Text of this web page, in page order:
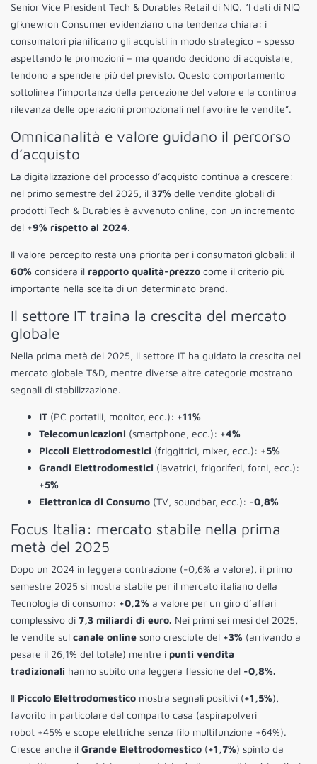
Senior Vice President Tech & Durables Retail di NIQ. “I dati di NIQ
gfknewron Consumer evidenziano una tendenza chiara: i
consumatori pianificano gli acquisti in modo strategico – spesso
aspettando le promozioni – ma quando decidono di acquistare,
tendono a spendere più del previsto. Questo comportamento
sottolinea l’importanza della percezione del valore e la continua
rilevanza delle operazioni promozionali nel favorire le vendite”.
Omnicanalità e valore guidano il percorso
d’acquisto
La digitalizzazione del processo d’acquisto continua a crescere:
nel primo semestre del 2025, il 37% delle vendite globali di
prodotti Tech & Durables è avvenuto online, con un incremento
del +9% rispetto al 2024.
Il valore percepito resta una priorità per i consumatori globali: il
60% considera il rapporto qualità-prezzo come il criterio più
importante nella scelta di un determinato brand.
Il settore IT traina la crescita del mercato
globale
Nella prima metà del 2025, il settore IT ha guidato la crescita nel
mercato globale T&D, mentre diverse altre categorie mostrano
segnali di stabilizzazione.
IT (PC portatili, monitor, ecc.): +11%
Telecomunicazioni (smartphone, ecc.): +4%
Piccoli Elettrodomestici (friggitrici, mixer, ecc.): +5%
Grandi Elettrodomestici (lavatrici, frigoriferi, forni, ecc.):
+5%
Elettronica di Consumo (TV, soundbar, ecc.): -0,8%
Focus Italia: mercato stabile nella prima
metà del 2025
Dopo un 2024 in leggera contrazione (-0,6% a valore), il primo
semestre 2025 si mostra stabile per il mercato italiano della
Tecnologia di consumo: +0,2% a valore per un giro d’affari
complessivo di 7,3 miliardi di euro. Nei primi sei mesi del 2025,
le vendite sul canale online sono cresciute del +3% (arrivando a
pesare il 26,1% del totale) mentre i punti vendita
tradizionali hanno subito una leggera flessione del -0,8%.
Il Piccolo Elettrodomestico mostra segnali positivi (+1,5%),
favorito in particolare dal comparto casa (aspirapolveri
robot +45% e scope elettriche senza filo multifunzione +64%).
Cresce anche il Grande Elettrodomestico (+1,7%) spinto da